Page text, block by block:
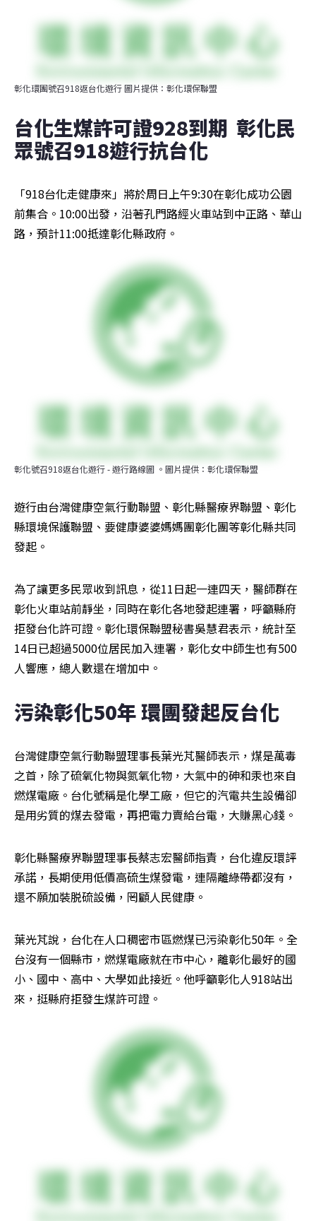
彰化環團號召918返台化遊行 圖片提供：彰化環保聯盟
台化生煤許可證928到期  彰化民
眾號召918遊行抗台化
「918台化走健康來」將於周日上午9:30在彰化成功公園
前集合。10:00出發，沿著孔門路經火車站到中正路、華山
路，預計11:00抵達彰化縣政府。
彰化號召918返台化遊行 - 遊行路線圖 。圖片提供：彰化環保聯盟
遊行由台灣健康空氣行動聯盟、彰化縣醫療界聯盟、彰化
縣環境保護聯盟、要健康婆婆媽媽團彰化團等彰化縣共同
發起。
為了讓更多民眾收到訊息，從11日起一連四天，醫師群在
彰化火車站前靜坐，同時在彰化各地發起連署，呼籲縣府
拒發台化許可證。彰化環保聯盟秘書吳慧君表示，統計至
14日已超過5000位居民加入連署，彰化女中師生也有500
人響應，總人數還在增加中。
污染彰化50年 環團發起反台化
台灣健康空氣行動聯盟理事長葉光芃醫師表示，煤是萬毒
之首，除了硫氧化物與氮氧化物，大氣中的砷和汞也來自
燃煤電廠。台化號稱是化學工廠，但它的汽電共生設備卻
是用劣質的煤去發電，再把電力賣給台電，大賺黑心錢。
彰化縣醫療界聯盟理事長蔡志宏醫師指責，台化違反環評
承諾，長期使用低價高硫生煤發電，連隔離綠帶都沒有，
還不願加裝脱硫設備，罔顧人民健康。
葉光芃說，台化在人口稠密市區燃煤已污染彰化50年。全
台沒有一個縣市，燃煤電廠就在市中心，離彰化最好的國
小、國中、高中、大學如此接近。他呼籲彰化人918站出
來，挺縣府拒發生煤許可證。